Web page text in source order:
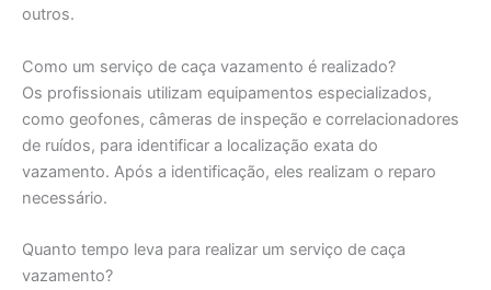
outros.
Como um serviço de caça vazamento é realizado?
Os profissionais utilizam equipamentos especializados,
como geofones, câmeras de inspeção e correlacionadores
de ruídos, para identificar a localização exata do
vazamento. Após a identificação, eles realizam o reparo
necessário.
Quanto tempo leva para realizar um serviço de caça
vazamento?